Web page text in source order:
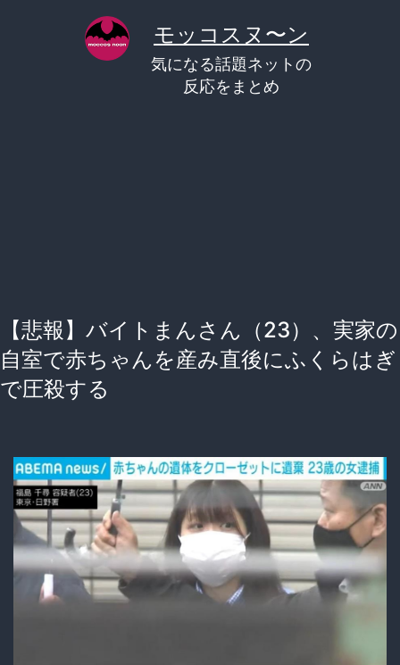
モッコスヌ〜ン
気になる話題ネットの
反応をまとめ
【悲報】バイトまんさん（23）、実家の
自室で赤ちゃんを産み直後にふくらはぎ
で圧殺する